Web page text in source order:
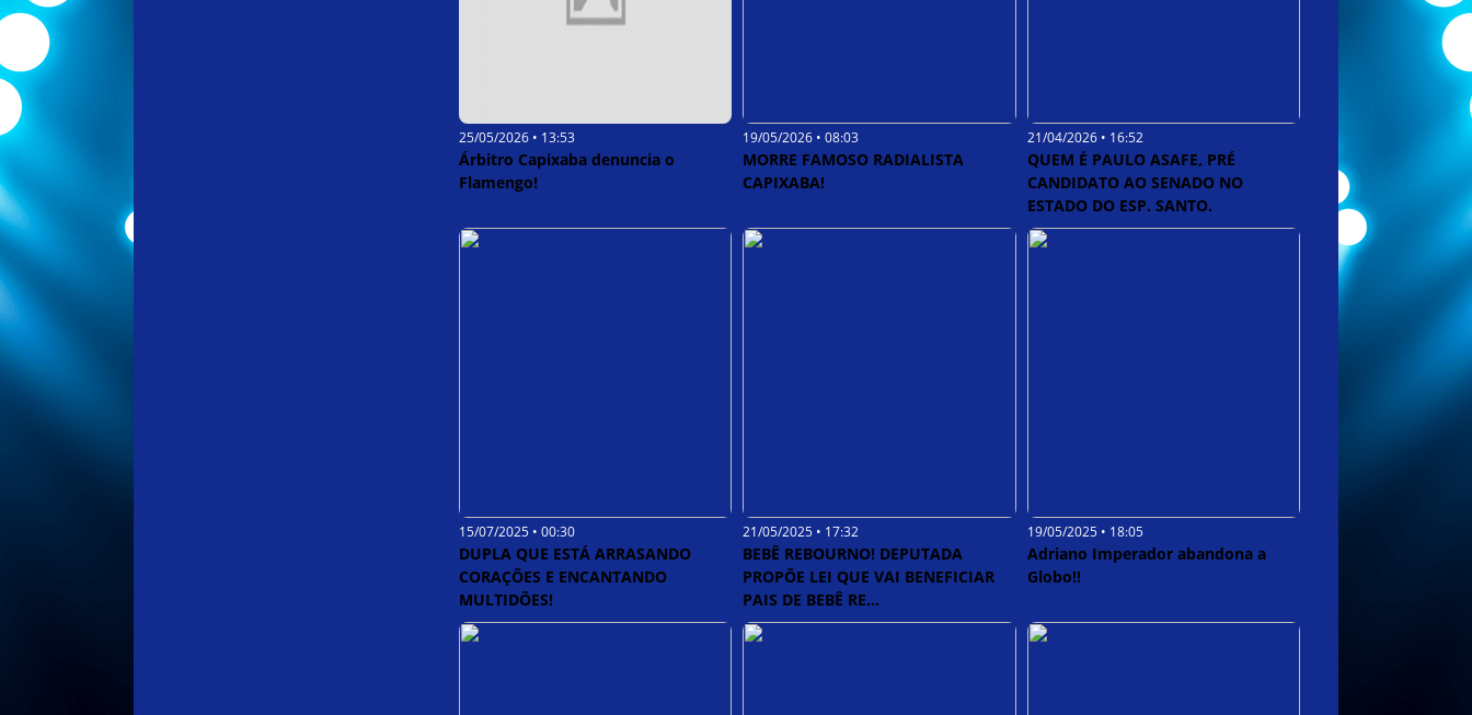
25/05/2026 • 13:53
Árbitro Capixaba denuncia o
Flamengo!
19/05/2026 • 08:03
MORRE FAMOSO RADIALISTA
CAPIXABA!
21/04/2026 • 16:52
QUEM É PAULO ASAFE, PRÉ
CANDIDATO AO SENADO NO
ESTADO DO ESP. SANTO.
15/07/2025 • 00:30
DUPLA QUE ESTÁ ARRASANDO
CORAÇÕES E ENCANTANDO
MULTIDÕES!
21/05/2025 • 17:32
BEBÊ REBOURNO! DEPUTADA
PROPÕE LEI QUE VAI BENEFICIAR
PAIS DE BEBÊ RE...
19/05/2025 • 18:05
Adriano Imperador abandona a
Globo!!